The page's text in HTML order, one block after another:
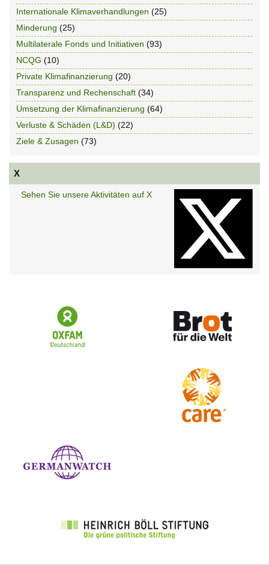
Internationale Klimaverhandlungen (25)
Minderung (25)
Multilaterale Fonds und Initiativen (93)
NCQG (10)
Private Klimafinanzierung (20)
Transparenz und Rechenschaft (34)
Umsetzung der Klimafinanzierung (64)
Verluste & Schäden (L&D) (22)
Ziele & Zusagen (73)
X
Sehen Sie unsere Aktivitäten auf X